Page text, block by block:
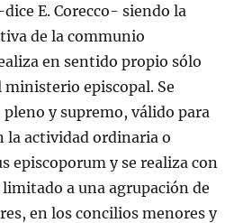
E. Corecco- siendo la
de la communio
en sentido propio sólo
ministerio episcopal. Se
pleno y supremo, válido para
la actividad ordinaria o
episcoporum y se realiza con
a una agrupación de
en los concilios menores y